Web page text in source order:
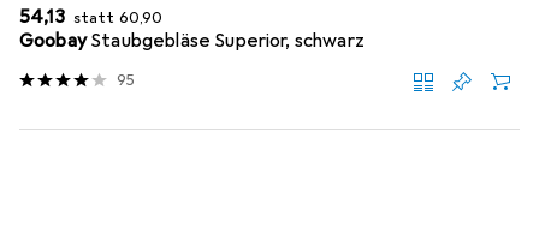
EUR
54,13 statt EUR
60,90
Goobay Staubgebläse Superior, schwarz
95